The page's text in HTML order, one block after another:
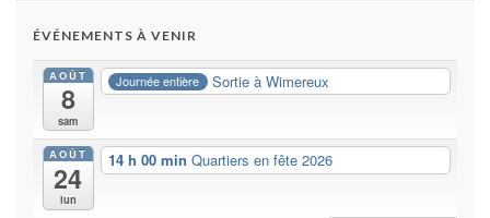
ÉVÉNEMENTS À VENIR
AOÛT
8
sam
Journée entière Sortie à Wimereux
AOÛT
24
lun
14 h 00 min Quartiers en fête 2026